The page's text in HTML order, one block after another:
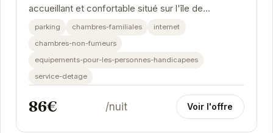
accueillant et confortable situé sur l'île de
Noirmoutier.
parking chambres-familiales
internet
chambres-non-fumeurs
equipements-pour-les-personnes-handicapees
service-detage
86€ /nuit Voir l'offre